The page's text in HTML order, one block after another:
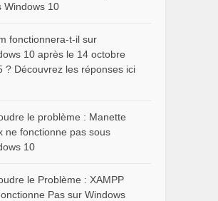
Windows 10
fonctionnera-t-il sur
10 après le 14 octobre
? Découvrez les réponses ici
le problème : Manette
ne fonctionne pas sous
10
le Problème : XAMPP
Pas sur Windows